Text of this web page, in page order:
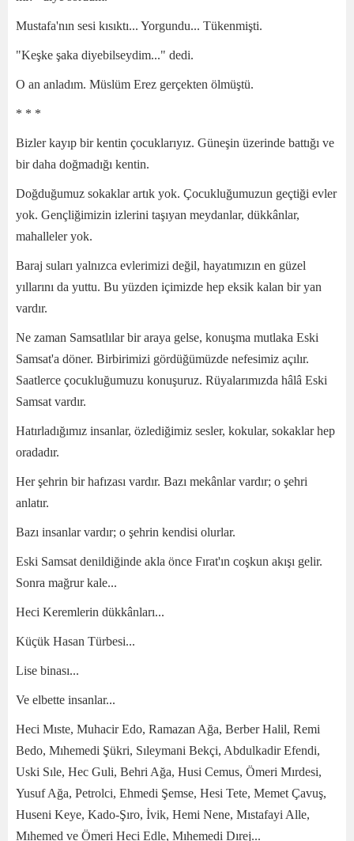
Mustafa'nın sesi kısıktı... Yorgundu... Tükenmişti.
"Keşke şaka diyebilseydim..." dedi.
O an anladım. Müslüm Erez gerçekten ölmüştü.
* * *
Bizler kayıp bir kentin çocuklarıyız. Güneşin üzerinde battığı ve
bir daha doğmadığı kentin.
Doğduğumuz sokaklar artık yok. Çocukluğumuzun geçtiği evler
yok. Gençliğimizin izlerini taşıyan meydanlar, dükkânlar,
mahalleler yok.
Baraj suları yalnızca evlerimizi değil, hayatımızın en güzel
yıllarını da yuttu. Bu yüzden içimizde hep eksik kalan bir yan
vardır.
Ne zaman Samsatlılar bir araya gelse, konuşma mutlaka Eski
Samsat'a döner. Birbirimizi gördüğümüzde nefesimiz açılır.
Saatlerce çocukluğumuzu konuşuruz. Rüyalarımızda hâlâ Eski
Samsat vardır.
Hatırladığımız insanlar, özlediğimiz sesler, kokular, sokaklar hep
oradadır.
Her şehrin bir hafızası vardır. Bazı mekânlar vardır; o şehri
anlatır.
Bazı insanlar vardır; o şehrin kendisi olurlar.
Eski Samsat denildiğinde akla önce Fırat'ın coşkun akışı gelir.
Sonra mağrur kale...
Heci Keremlerin dükkânları...
Küçük Hasan Türbesi...
Lise binası...
Ve elbette insanlar...
Heci Mıste, Muhacir Edo, Ramazan Ağa, Berber Halil, Remi
Bedo, Mıhemedi Şükri, Sıleymani Bekçi, Abdulkadir Efendi,
Uski Sıle, Hec Guli, Behri Ağa, Husi Cemus, Ömeri Mırdesi,
Yusuf Ağa, Petrolci, Ehmedi Şemse, Hesi Tete, Memet Çavuş,
Huseni Keye, Kado-Şıro, İvik, Hemi Nene, Mıstafayi Alle,
Mıhemed ve Ömeri Heci Edle, Mıhemedi Dırej...